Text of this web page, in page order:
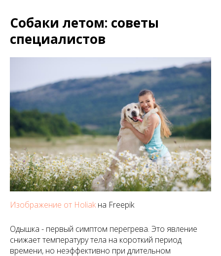
Собаки летом: советы
специалистов
Изображение от Holiakна Freepik
Одышка - первый симптом перегрева. Это явление
снижает температуру тела на короткий период
времени, но неэффективно при длительном